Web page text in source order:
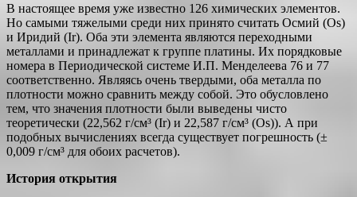
В настоящее время уже известно 126 химических элементов.
Но самыми тяжелыми среди них принято считать Осмий (Os)
и Иридий (Ir). Оба эти элемента являются переходными
металлами и принадлежат к группе платины. Их порядковые
номера в Периодической системе И.П. Менделеева 76 и 77
соответственно. Являясь очень твердыми, оба металла по
плотности можно сравнить между собой. Это обусловлено
тем, что значения плотности были выведены чисто
теоретически (22,562 г/см³ (Ir) и 22,587 г/см³ (Os)). А при
подобных вычислениях всегда существует погрешность (±
0,009 г/см³ для обоих расчетов).
История открытия